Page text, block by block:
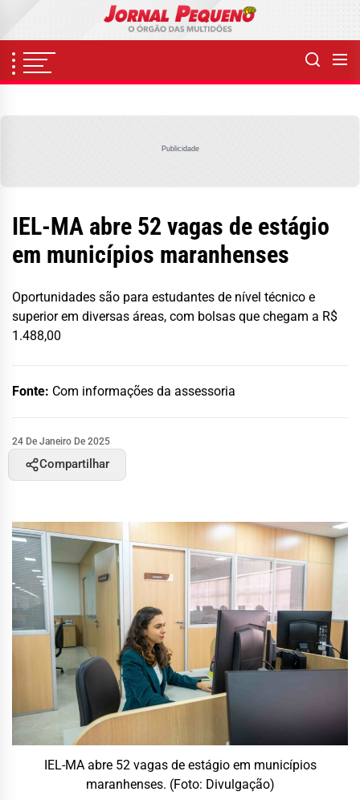
content
Publicidade
IEL-MA abre 52 vagas de estágio
em municípios maranhenses
Oportunidades são para estudantes de nível técnico e
superior em diversas áreas, com bolsas que chegam a R$
1.488,00
Fonte: Com informações da assessoria
24 De Janeiro De 2025
Compartilhar
IEL-MA abre 52 vagas de estágio em municípios
maranhenses. (Foto: Divulgação)